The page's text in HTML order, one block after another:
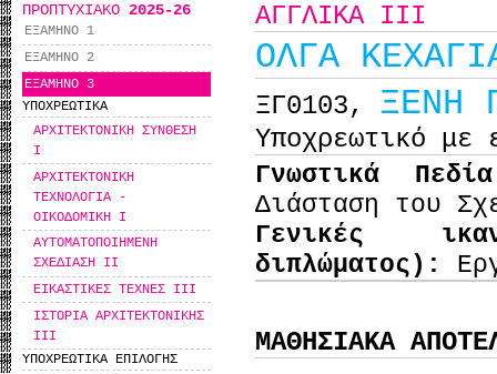
ΠΡΟΠΤΥΧΙΑΚΟ 2025-26
ΕΞΑΜΗΝΟ 1
ΕΞΑΜΗΝΟ 2
ΕΞΑΜΗΝΟ 3
ΥΠΟΧΡΕΩΤΙΚΑ
ΑΡΧΙΤΕΚΤΟΝΙΚΗ ΣΥΝΘΕΣΗ
I
ΑΡΧΙΤΕΚΤΟΝΙΚΗ
ΤΕΧΝΟΛΟΓΙΑ -
ΟΙΚΟΔΟΜΙΚΗ I
ΑΥΤΟΜΑΤΟΠΟΙΗΜΕΝΗ
ΣΧΕΔΙΑΣΗ II
ΕΙΚΑΣΤΙΚΕΣ ΤΕΧΝΕΣ ΙΙΙ
ΙΣΤΟΡΙΑ ΑΡΧΙΤΕΚΤΟΝΙΚΗΣ
ΙΙΙ
ΥΠΟΧΡΕΩΤΙΚΑ ΕΠΙΛΟΓΗΣ
ΑΓΓΛΙΚΑ ΙΙΙ
ΟΛΓΑ
ΞΓ0103, ΞΕΝΗ
Υποχρεωτικό
Γνωστικά
Διάσταση του
Γενικές
διπλώματος):
ΜΑΘΗΣΙΑΚΑ